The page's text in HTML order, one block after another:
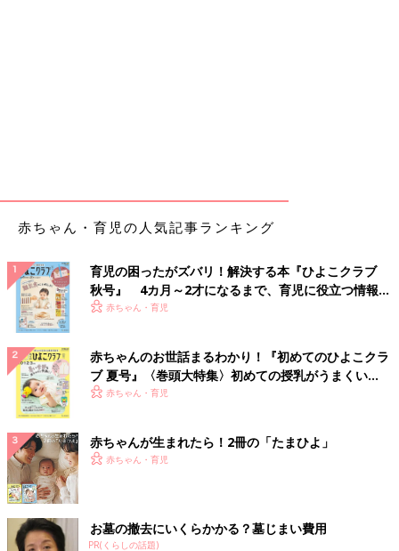
赤ちゃん・育児の人気記事ランキング
育児の困ったがズバリ！解決する本『ひよこクラブ
秋号』 4カ月～2才になるまで、育児に役立つ情報が
いっぱい！
赤ちゃん・育児
赤ちゃんのお世話まるわかり！『初めてのひよこクラ
ブ 夏号』〈巻頭大特集〉初めての授乳がうまくい
く！ おっぱい・ミルクの基本と夏のトラブル 解決テ
赤ちゃん・育児
赤ちゃんが生まれたら！2冊の「たまひよ」
赤ちゃん・育児
お墓の撤去にいくらかかる？墓じまい費用
PR(くらしの話題)